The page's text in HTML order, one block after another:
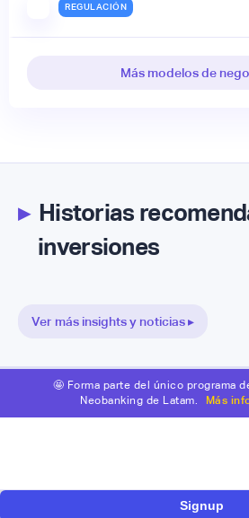
REGULACIÓN
Más modelos de
▸Historias
inversiones
Ver más insights y noticias ▸
🤩 Forma parte del único programa
Neobanking de Latam.
Más
Signup